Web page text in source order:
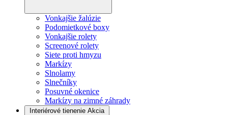
Vonkajšie žalúzie
Podomietkové boxy
Vonkajšie rolety
Screenové rolety
Siete proti hmyzu
Markízy
Slnolamy
Slnečníky
Posuvné okenice
Markízy na zimné záhrady
Interiérové tienenie Akcia